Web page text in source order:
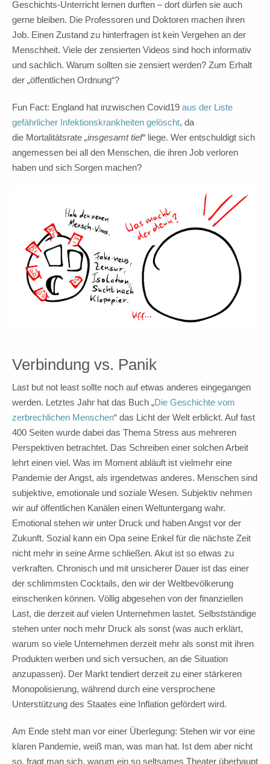
Geschichts-Unterricht lernen durften – dort dürfen sie auch
gerne bleiben. Die Professoren und Doktoren machen ihren
Job. Einen Zustand zu hinterfragen ist kein Vergehen an der
Menschheit. Viele der zensierten Videos sind hoch informativ
und sachlich. Warum sollten sie zensiert werden? Zum Erhalt
der „öffentlichen Ordnung“?
Fun Fact: England hat inzwischen Covid19 aus der Liste
gefährlicher Infektionskrankheiten gelöscht, da
die Mortalitätsrate „insgesamt tief“liege. Wer entschuldigt sich
angemessen bei all den Menschen, die ihren Job verloren
haben und sich Sorgen machen?
Verbindung vs. Panik
Last but not least sollte noch auf etwas anderes eingegangen
werden. Letztes Jahr hat das Buch „Die Geschichte vom
zerbrechlichen Menschen“ das Licht der Welt erblickt. Auf fast
400 Seiten wurde dabei das Thema Stress aus mehreren
Perspektiven betrachtet. Das Schreiben einer solchen Arbeit
lehrt einen viel. Was im Moment abläuft ist vielmehr eine
Pandemie der Angst, als irgendetwas anderes. Menschen sind
subjektive, emotionale und soziale Wesen. Subjektiv nehmen
wir auf öffentlichen Kanälen einen Weltuntergang wahr.
Emotional stehen wir unter Druck und haben Angst vor der
Zukunft. Sozial kann ein Opa seine Enkel für die nächste Zeit
nicht mehr in seine Arme schließen. Akut ist so etwas zu
verkraften. Chronisch und mit unsicherer Dauer ist das einer
der schlimmsten Cocktails, den wir der Weltbevölkerung
einschenken können. Völlig abgesehen von der finanziellen
Last, die derzeit auf vielen Unternehmen lastet. Selbstständige
stehen unter noch mehr Druck als sonst (was auch erklärt,
warum so viele Unternehmen derzeit mehr als sonst mit ihren
Produkten werben und sich versuchen, an die Situation
anzupassen). Der Markt tendiert derzeit zu einer stärkeren
Monopolisierung, während durch eine versprochene
Unterstützung des Staates eine Inflation gefördert wird.
Am Ende steht man vor einer Überlegung: Stehen wir vor eine
klaren Pandemie, weiß man, was man hat. Ist dem aber nicht
so, fragt man sich, warum ein so seltsames Theater überhaupt